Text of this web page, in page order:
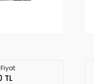
TL